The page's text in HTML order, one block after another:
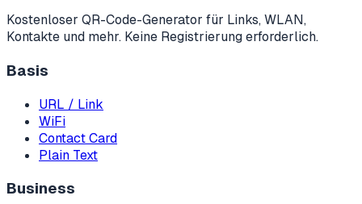
Kostenloser QR-Code-Generator für Links, WLAN,
Kontakte und mehr. Keine Registrierung erforderlich.
Basis
URL / Link
WiFi
Contact Card
Plain Text
Business